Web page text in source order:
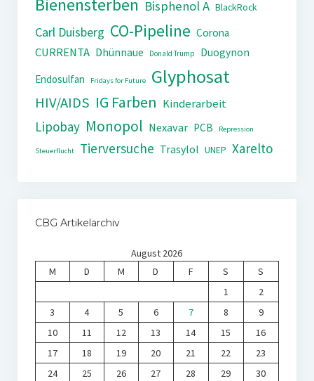
Bienensterben Bisphenol A BlackRock
Carl Duisberg CO-Pipeline Corona
CURRENTA Dhünnaue Donald Trump
Duogynon
Endosulfan
Fridays for Future Glyphosat
HIV/AIDS IG Farben Kinderarbeit
Lipobay Monopol Nexavar PCB Repression
Steuerflucht Tierversuche Trasylol UNEP Xarelto
CBG Artikelarchiv
August 2026
M
D M D F S
S
1
2
3
4 5 6 7 8
9
10
11 12 13 14 15
16
17
18 19 20 21 22
23
24
25 26 27 28 29
30